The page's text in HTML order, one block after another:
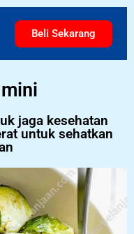
Beli Sekarang
jaga kesehatan
untuk sehatkan